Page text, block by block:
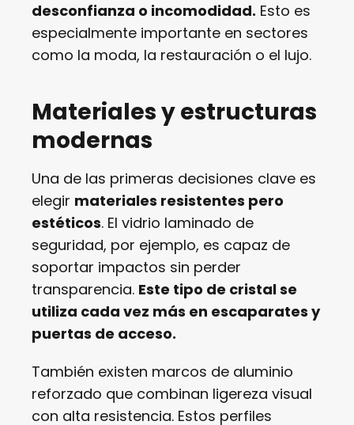
desconfianza o incomodidad. Esto es
especialmente importante en sectores
como la moda, la restauración o el lujo.
Materiales y estructuras
modernas
Una de las primeras decisiones clave es
elegir materiales resistentes pero
estéticos. El vidrio laminado de
seguridad, por ejemplo, es capaz de
soportar impactos sin perder
transparencia. Este tipo de cristal se
utiliza cada vez más en escaparates y
puertas de acceso.
También existen marcos de aluminio
reforzado que combinan ligereza visual
con alta resistencia. Estos perfiles